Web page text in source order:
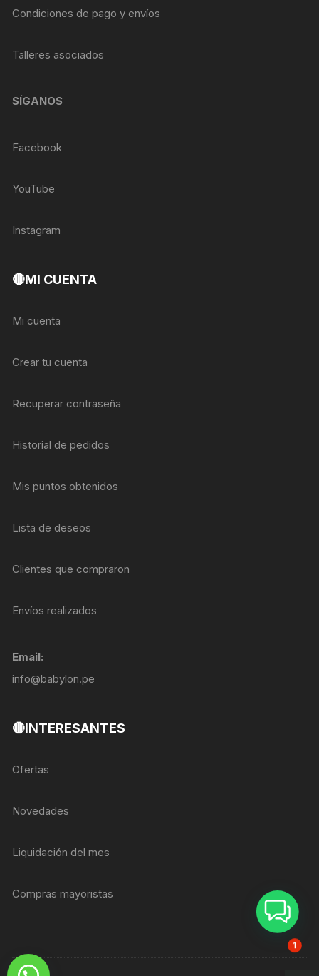
Condiciones de pago y envíos
Talleres asociados
SÍGANOS
Facebook
YouTube
Instagram
🔴MI CUENTA
Mi cuenta
Crear tu cuenta
Recuperar contraseña
Historial de pedidos
Mis puntos obtenidos
Lista de deseos
Clientes que compraron
Envíos realizados
Email:
info@babylon.pe
🔴INTERESANTES
Ofertas
Novedades
Liquidación del mes
Compras mayoristas
1